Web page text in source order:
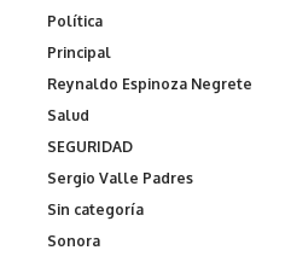
Política
Principal
Reynaldo Espinoza Negrete
Salud
SEGURIDAD
Sergio Valle Padres
Sin categoría
Sonora